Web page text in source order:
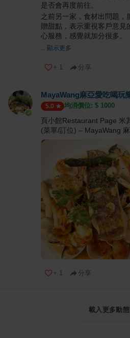
是否會再度前往。
之前另一家，食材出問題，
贈甜點，表示重視客戶意見
心服務，感覺就加分很多。
... 顯示更多
+ 1 分享
MayaWang麻亞愛吃喝玩
5.0 均消價位: $ 1000
頁小館Restaurant Page 米
(菜單/訂位) – MayaWang
+ 1 分享
載入更多動態